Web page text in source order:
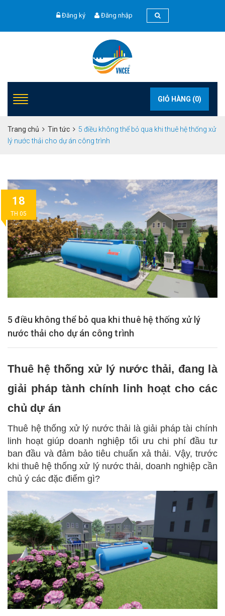
Đăng ký Đăng nhập
GIỎ HÀNG (0)
Trang chủ Tin tức
5 điều không thể bỏ qua khi thuê hệ thống xử
lý nước thải cho dự án công trình
18
TH 05
5 điều không thể bỏ qua khi thuê hệ thống xử lý
nước thải cho dự án công trình
Thuê hệ thống xử lý nước thải, đang là
giải pháp tành chính linh hoạt cho các
chủ dự án
Thuê hệ thống xử lý nước thải là giải pháp tài chính
linh hoạt giúp doanh nghiệp tối ưu chi phí đầu tư
ban đầu và đảm bảo tiêu chuẩn xả thải. Vậy, trước
khi thuê hệ thống xử lý nước thải, doanh nghiệp cần
chủ ý các đặc điểm gì?